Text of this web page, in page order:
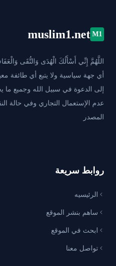
M1
muslim1.net
اللَّهُمَّ إِنِّي أَسْأَلُكَ الْهُدَى وَالتُّقَى
أي جهة سياسية ولا يتبع أي طائفة
إلى الدعوة في سبيل الله وجميع
عدم الإستعمال التجاري وفي حالة
المصدر
روابط سريعة
الرئيسيه
ساهم بنشر الموقع
ابحث في الموقع
تواصل معنا